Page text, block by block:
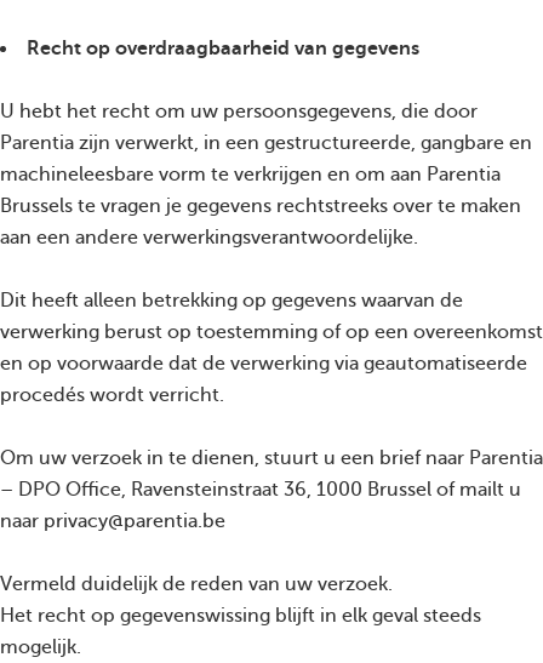
Recht op overdraagbaarheid van gegevens
U hebt het recht om uw persoonsgegevens, die door
Parentia zijn verwerkt, in een gestructureerde, gangbare en
machineleesbare vorm te verkrijgen en om aan Parentia
Brussels te vragen je gegevens rechtstreeks over te maken
aan een andere verwerkingsverantwoordelijke.
Dit heeft alleen betrekking op gegevens waarvan de
verwerking berust op toestemming of op een overeenkomst
en op voorwaarde dat de verwerking via geautomatiseerde
procedés wordt verricht.
Om uw verzoek in te dienen, stuurt u een brief naar Parentia
– DPO Office, Ravensteinstraat 36, 1000 Brussel of mailt u
naar privacy@parentia.be
Vermeld duidelijk de reden van uw verzoek.
Het recht op gegevenswissing blijft in elk geval steeds
mogelijk.